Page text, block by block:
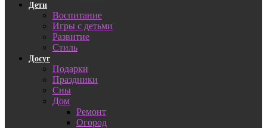
Дети
Воспитание
Игры с детьми
Развитие
Стиль
Досуг
Подарки
Праздники
Сны
Дом
Ремонт
Огород